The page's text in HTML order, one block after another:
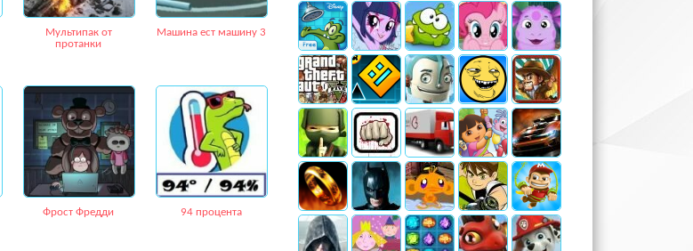
Мультипак от
протанки
Машина ест машину 3
Фрост Фредди 94 процента